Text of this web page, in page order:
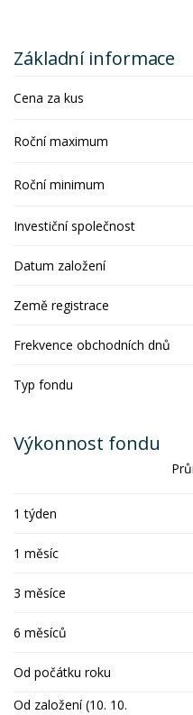
Základní informace
Cena za kus
Roční maximum
Roční minimum
Investiční společnost
Datum založení
Země registrace
Frekvence obchodních dnů
Typ fondu
Výkonnost fondu
1 týden
1 měsíc
3 měsíce
6 měsíců
Od počátku roku
Od založení (10. 10.